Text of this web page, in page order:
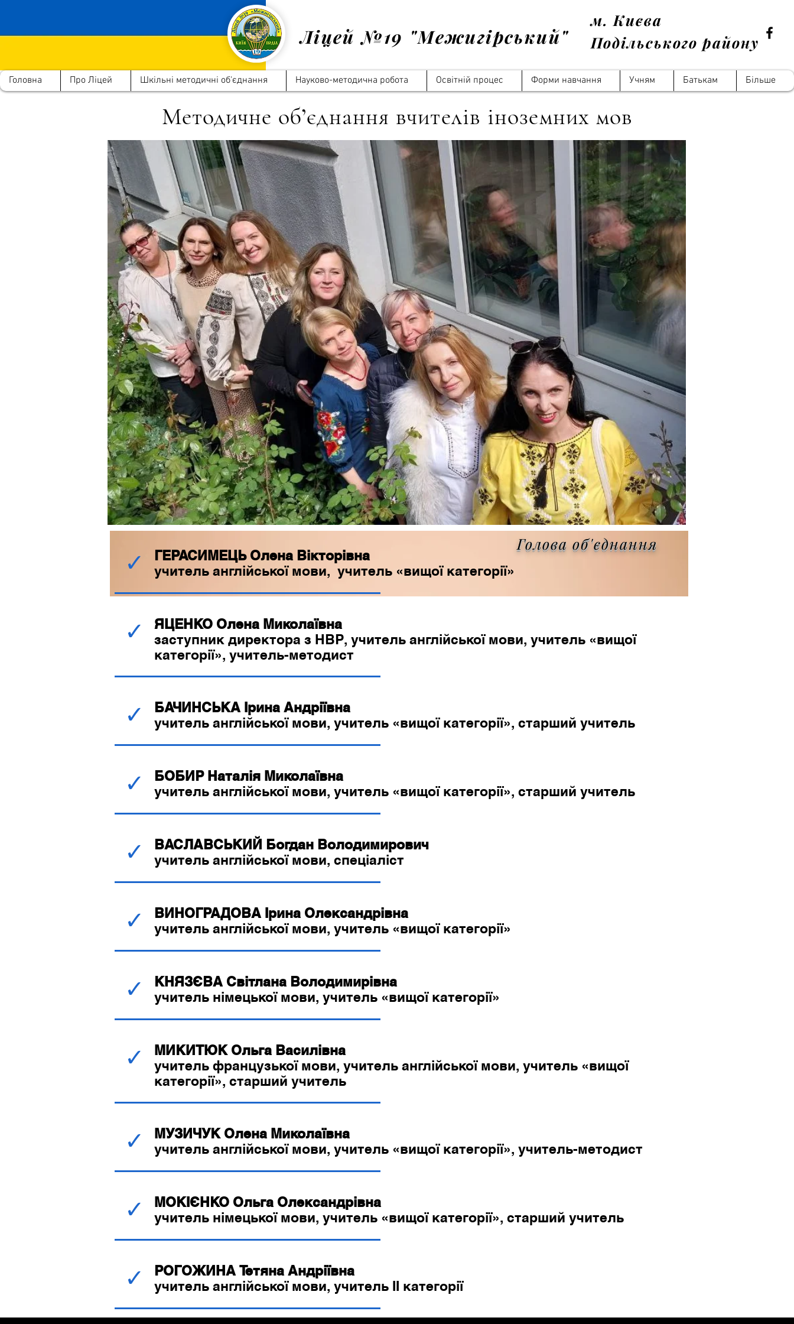
Ліцей №19 "Межигірський"
м. Києва
Подільського району
Головна Про Ліцей Шкільні методичні об'єднання Науково-методична робота Освітній процес Форми навчання Учням Батькам Більше
Методичне об’єднання вчителів іноземних мов
✓
ГЕРАСИМЕЦЬ Олена Вікторівна
учитель англійської мови, учитель «вищої категорії»
✓
ЯЦЕНКО Олена Миколаївна
заступник директора з НВР, учитель англійської мови, учитель «вищої
категорії», учитель-методист
✓
БАЧИНСЬКА Ірина Андріївна
учитель англійської мови, учитель «вищої категорії», старший учитель
✓
БОБИР Наталія Миколаївна
учитель англійської мови, учитель «вищої категорії», старший учитель
✓
ВАСЛАВСЬКИЙ Богдан Володимирович
учитель англійської мови, спеціаліст
✓
ВИНОГРАДОВА Ірина Олександрівна
учитель англійської мови, учитель «вищої категорії»
✓
КНЯЗЄВА Світлана Володимирівна
учитель німецької мови, учитель «вищої категорії»
✓
МИКИТЮК Ольга Василівна
учитель французької мови, учитель англійської мови, учитель «вищої
категорії», старший учитель
✓
МУЗИЧУК Олена Миколаївна
учитель англійської мови, учитель «вищої категорії», учитель-методист
✓
МОКІЄНКО Ольга Олександрівна
учитель німецької мови, учитель «вищої категорії», старший учитель
✓
РОГОЖИНА Тетяна Андріївна
учитель англійської мови, учитель ІІ категорії
Голова об'єднання